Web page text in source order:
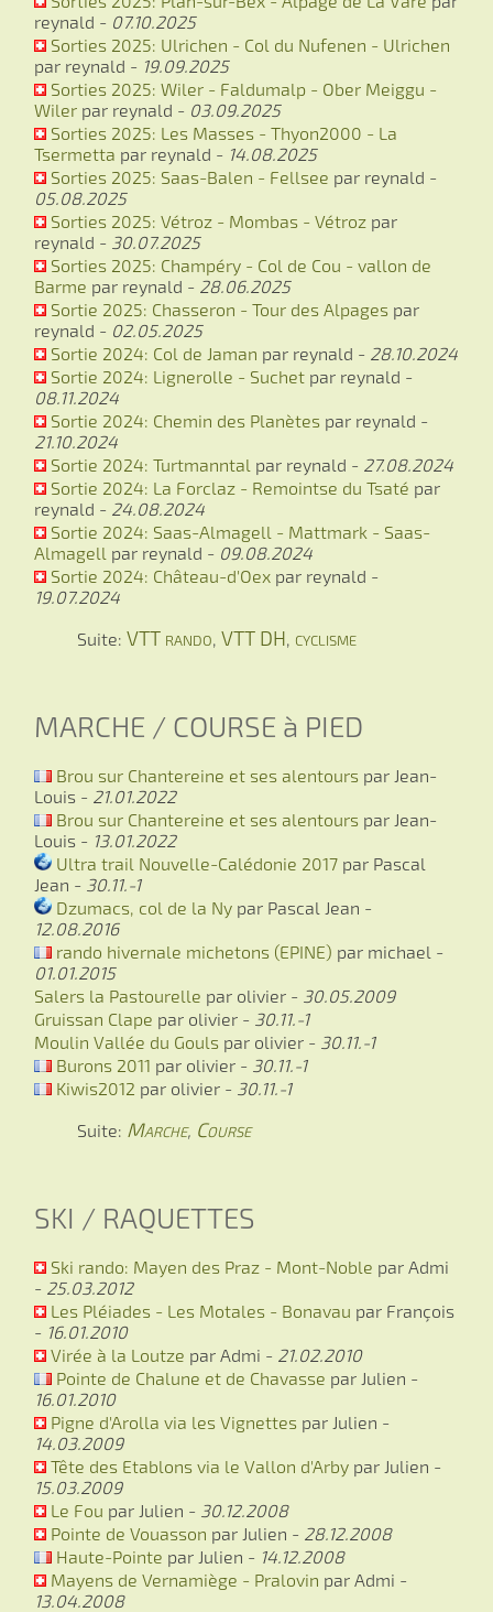
reynald - 07.10.2025
Sorties 2025: Ulrichen - Col du Nufenen - Ulrichen
par reynald - 19.09.2025
Sorties 2025: Wiler - Faldumalp - Ober Meiggu -
Wiler par reynald - 03.09.2025
Sorties 2025: Les Masses - Thyon2000 - La
Tsermetta par reynald - 14.08.2025
Sorties 2025: Saas-Balen - Fellsee par reynald -
05.08.2025
Sorties 2025: Vétroz - Mombas - Vétroz par
reynald - 30.07.2025
Sorties 2025: Champéry - Col de Cou - vallon de
Barme par reynald - 28.06.2025
Sortie 2025: Chasseron - Tour des Alpages par
reynald - 02.05.2025
Sortie 2024: Col de Jaman par reynald - 28.10.2024
Sortie 2024: Lignerolle - Suchet par reynald -
08.11.2024
Sortie 2024: Chemin des Planètes par reynald -
21.10.2024
Sortie 2024: Turtmanntal par reynald - 27.08.2024
Sortie 2024: La Forclaz - Remointse du Tsaté par
reynald - 24.08.2024
Sortie 2024: Saas-Almagell - Mattmark - Saas-
Almagell par reynald - 09.08.2024
Sortie 2024: Château-d'Oex par reynald -
19.07.2024
Suite: VTT rando, VTT DH, cyclisme
MARCHE / COURSE à PIED
Brou sur Chantereine et ses alentours par Jean-
Louis - 21.01.2022
Brou sur Chantereine et ses alentours par Jean-
Louis - 13.01.2022
Ultra trail Nouvelle-Calédonie 2017 par Pascal
Jean - 30.11.-1
Dzumacs, col de la Ny par Pascal Jean -
12.08.2016
rando hivernale michetons (EPINE) par michael -
01.01.2015
Salers la Pastourelle par olivier - 30.05.2009
Gruissan Clape par olivier - 30.11.-1
Moulin Vallée du Gouls par olivier - 30.11.-1
Burons 2011 par olivier - 30.11.-1
Kiwis2012 par olivier - 30.11.-1
Suite: Marche, Course
SKI / RAQUETTES
Ski rando: Mayen des Praz - Mont-Noble par Admi
- 25.03.2012
Les Pléiades - Les Motales - Bonavau par François
- 16.01.2010
Virée à la Loutze par Admi - 21.02.2010
Pointe de Chalune et de Chavasse par Julien -
16.01.2010
Pigne d'Arolla via les Vignettes par Julien -
14.03.2009
Tête des Etablons via le Vallon d'Arby par Julien -
15.03.2009
Le Fou par Julien - 30.12.2008
Pointe de Vouasson par Julien - 28.12.2008
Haute-Pointe par Julien - 14.12.2008
Mayens de Vernamiège - Pralovin par Admi -
13.04.2008